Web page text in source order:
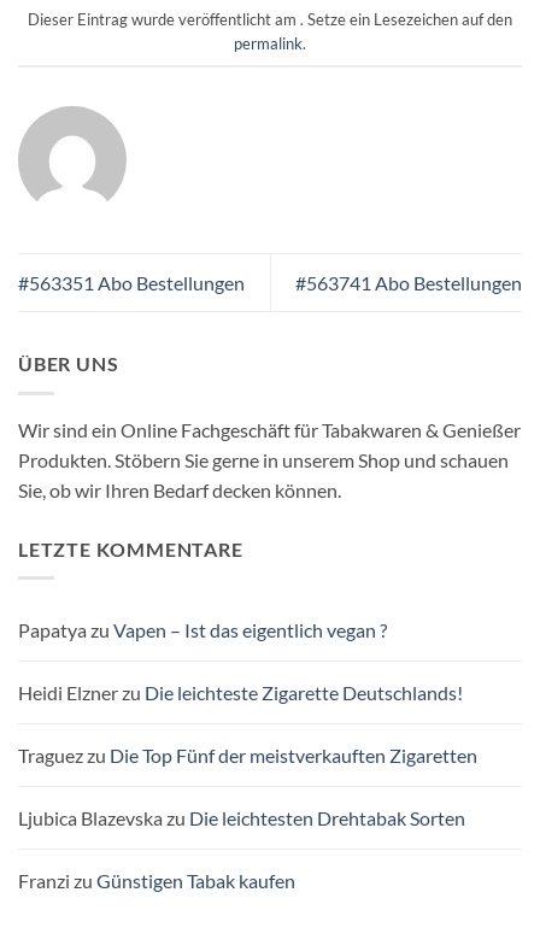
Dieser Eintrag wurde veröffentlicht am . Setze ein Lesezeichen auf den
permalink.
#563351 Abo Bestellungen #563741 Abo Bestellungen
ÜBER UNS
Wir sind ein Online Fachgeschäft für Tabakwaren & Genießer
Produkten. Stöbern Sie gerne in unserem Shop und schauen
Sie, ob wir Ihren Bedarf decken können.
LETZTE KOMMENTARE
Papatya zu Vapen – Ist das eigentlich vegan ?
Heidi Elznerzu Die leichteste Zigarette Deutschlands!
Traguezzu Die Top Fünf der meistverkauften Zigaretten
Ljubica Blazevska zu Die leichtesten Drehtabak Sorten
Franzi zu Günstigen Tabak kaufen